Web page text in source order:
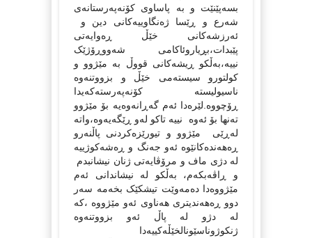
بسه‌پێنێت و به‌ پاساوی کۆنه‌په‌رستانه‌ی
شه‌رع و ڕێسا ژه‌نگاوییه‌کانی دین و
ئه‌رزشه‌کانی خێڵ ڕه‌وایه‌تی
پێبدات،بڕیاروئاکامی شه‌ووڕۆژێک
نییه‌،به‌ڵکو ڕیشه‌کانی قووڵ به‌ مێژوو و
کولتورو سیسته‌می خێڵ و بزووتنه‌وه‌
ناسیولیسته‌ کۆنه‌په‌رسته‌که‌یدا
ڕۆچووه‌.لێره‌دا ئه‌م گه‌ڕانه‌وه‌یه‌‌ بۆ مێژوو
ته‌نها بۆ ئه‌وه‌ نییه‌ تاکو له‌و ڕێگه‌یه‌وه‌،واته‌
له‌ڕێی مێژوو ‌و تیورێزه‌کردنی پاڵنه‌ر‌و
ڕه‌هه‌نده‌کانێوه‌ ئه‌و جه‌نگ و ڕه‌شه‌کوژییه‌
له‌ دژی ماف و مرۆڤایه‌تی ژنان نیشانبدم
و ڕاڤه‌بکه‌م، به‌ڵکو له‌ نیشاندانی ئه‌م
مێژووه‌دا ده‌مه‌وێت تیشکێک بخه‌مه‌ سه‌ر
دوو ڕه‌هه‌ندیتری هه‌ناوی ئه‌و مێژووه‌ ،که‌
له‌ دژو له‌ پاڵ ئه‌و بزووتنه‌وه‌
ژنکوژوناسێونالخێڵه‌کییه‌دا